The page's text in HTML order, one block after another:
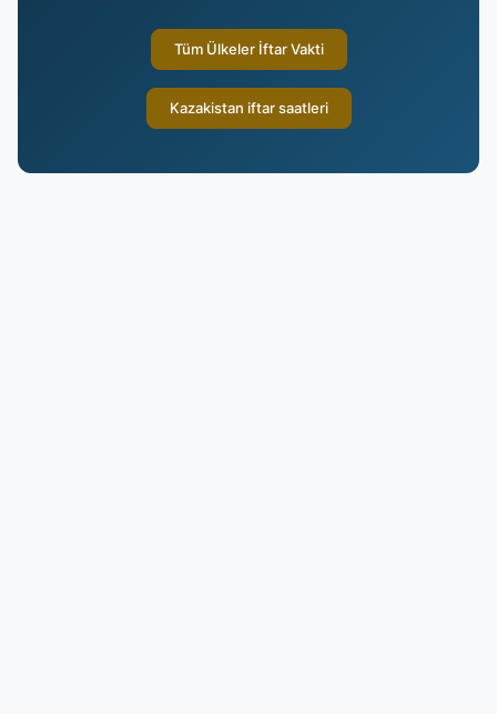
Tüm Ülkeler İftar Vakti
Kazakistan iftar saatleri